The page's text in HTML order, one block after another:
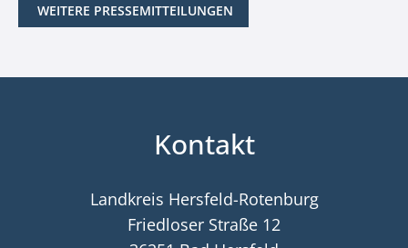
WEITERE PRESSEMITTEILUNGEN
Kontakt
Landkreis Hersfeld-Rotenburg
Friedloser Straße 12